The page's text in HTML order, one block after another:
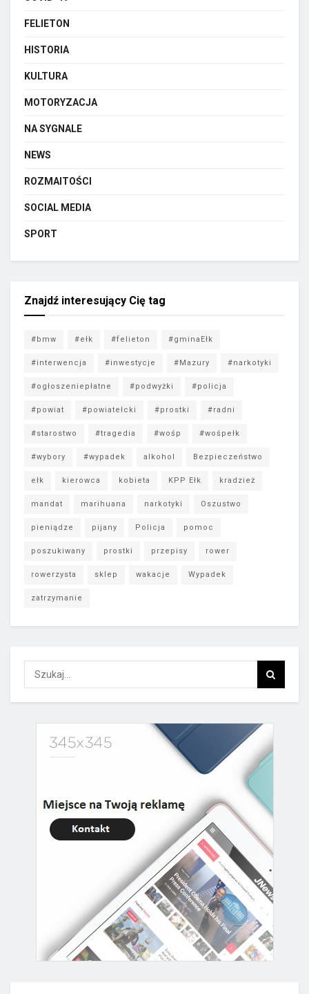
FELIETON
HISTORIA
KULTURA
MOTORYZACJA
NA SYGNALE
NEWS
ROZMAITOŚCI
SOCIAL MEDIA
SPORT
Znajdź interesujący Cię tag
#bmw #ełk #felieton #gminaEłk
#interwencja #inwestycje #Mazury #narkotyki
#ogłoszeniepłatne #podwyżki #policja
#powiat #powiatełcki #prostki #radni
#starostwo #tragedia #wośp #wośpełk
#wybory #wypadek alkohol Bezpieczeństwo
ełk kierowca kobieta KPP Ełk kradzież
mandat marihuana narkotyki Oszustwo
pieniądze pijany Policja pomoc
poszukiwany prostki przepisy rower
rowerzysta sklep wakacje Wypadek
zatrzymanie